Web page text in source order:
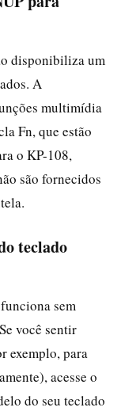
disponibiliza um
A
multimídia
Fn, que estão
o KP-108,
são fornecidos
teclado
sem
você sentir
exemplo, para
acesse o
do seu teclado